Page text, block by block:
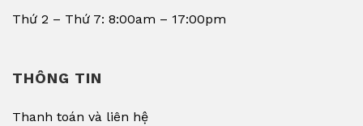
Thứ 2 – Thứ 7: 8:00am – 17:00pm
THÔNG TIN
Thanh toán và liên hệ